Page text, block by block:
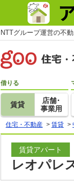
NTTグループ運営の不
借りる
賃貸
店舗･
事業用
住宅・不動産 > 賃貸 >
賃貸アパート
レオパレ